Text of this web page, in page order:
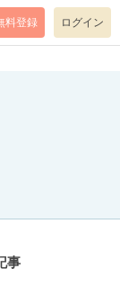
level=notice
料登録 ログイン
事